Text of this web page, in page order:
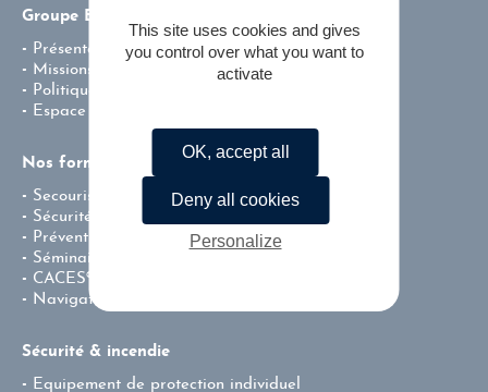
Groupe ENSI
Présentation
Missions & valeurs
Politique environnementale de l’entreprise
Espace carrière
Nos formations
Secourisme
Sécurité incendie
Prévention – Centre de Test CACES®
Séminaire team building
CACES®
Navigation fluviale professionnelle
Sécurité & incendie
Equipement de protection individuel
This site uses cookies and gives
you control over what you want to
activate
OK, accept all
Deny all cookies
Personalize